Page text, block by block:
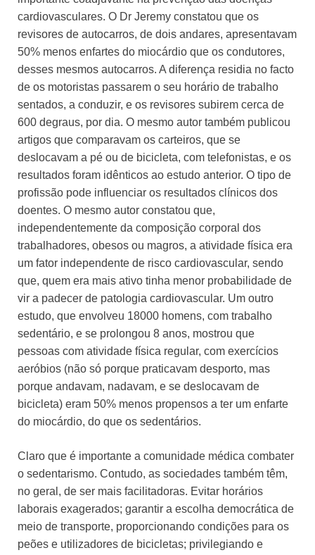
cardiovasculares. O Dr Jeremy constatou que os
revisores de autocarros, de dois andares, apresentavam
50% menos enfartes do miocárdio que os condutores,
desses mesmos autocarros. A diferença residia no facto
de os motoristas passarem o seu horário de trabalho
sentados, a conduzir, e os revisores subirem cerca de
600 degraus, por dia. O mesmo autor também publicou
artigos que comparavam os carteiros, que se
deslocavam a pé ou de bicicleta, com telefonistas, e os
resultados foram idênticos ao estudo anterior. O tipo de
profissão pode influenciar os resultados clínicos dos
doentes. O mesmo autor constatou que,
independentemente da composição corporal dos
trabalhadores, obesos ou magros, a atividade física era
um fator independente de risco cardiovascular, sendo
que, quem era mais ativo tinha menor probabilidade de
vir a padecer de patologia cardiovascular. Um outro
estudo, que envolveu 18000 homens, com trabalho
sedentário, e se prolongou 8 anos, mostrou que
pessoas com atividade física regular, com exercícios
aeróbios (não só porque praticavam desporto, mas
porque andavam, nadavam, e se deslocavam de
bicicleta) eram 50% menos propensos a ter um enfarte
do miocárdio, do que os sedentários.
Claro que é importante a comunidade médica combater
o sedentarismo. Contudo, as sociedades também têm,
no geral, de ser mais facilitadoras. Evitar horários
laborais exagerados; garantir a escolha democrática de
meio de transporte, proporcionando condições para os
peões e utilizadores de bicicletas; privilegiando e